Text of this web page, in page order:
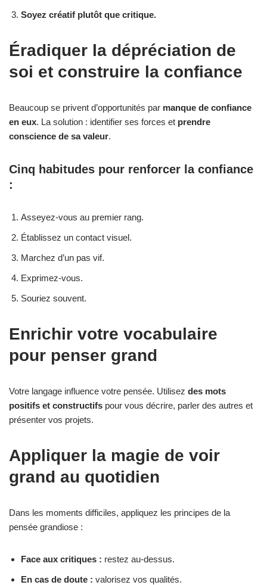
Soyez créatif plutôt que critique.
Éradiquer la dépréciation de
soi et construire la confiance
Beaucoup se privent d’opportunités par manque de confiance
en eux. La solution : identifier ses forces et prendre
conscience de sa valeur.
Cinq habitudes pour renforcer la confiance
:
Asseyez-vous au premier rang.
Établissez un contact visuel.
Marchez d’un pas vif.
Exprimez-vous.
Souriez souvent.
Enrichir votre vocabulaire
pour penser grand
Votre langage influence votre pensée. Utilisez des mots
positifs et constructifs pour vous décrire, parler des autres et
présenter vos projets.
Appliquer la magie de voir
grand au quotidien
Dans les moments difficiles, appliquez les principes de la
pensée grandiose :
Face aux critiques : restez au-dessus.
En cas de doute : valorisez vos qualités.